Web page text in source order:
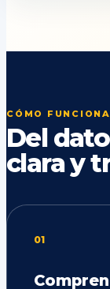
CÓMO FUNCIONA
Del
clara y
01